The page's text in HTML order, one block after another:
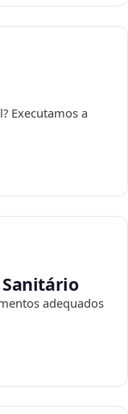
Executamos a
adequados